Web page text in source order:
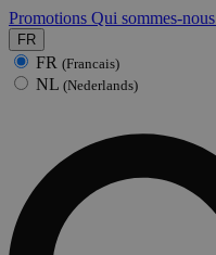
Promotions Qui sommes-nous
FR
FR (Francais)
NL (Nederlands)